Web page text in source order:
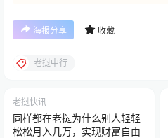
海报分享 收藏
老挝中行
老挝快讯
同样都在老挝为什么别人轻轻
松松月入几万，实现财富自由